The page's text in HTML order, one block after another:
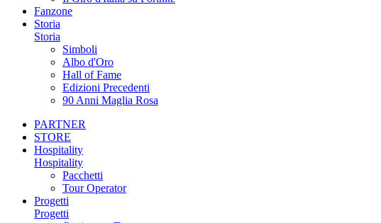
Fanzone
Storia
Storia
Simboli
Albo d'Oro
Hall of Fame
Edizioni Precedenti
90 Anni Maglia Rosa
PARTNER
STORE
Hospitality
Hospitality
Pacchetti
Tour Operator
Progetti
Progetti